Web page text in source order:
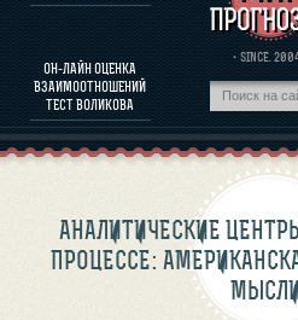
ОН-ЛАЙН ОЦЕНКА
ВЗАИМООТНОШЕНИЙ
ТЕСТ ВОЛИКОВА
· SINCE.
ОЦЕНКА ХАРАКТЕРА
О
ПРОГНОЗЫ И
АНАЛИТИЧЕСКИЕ
ПРОЦЕССЕ: